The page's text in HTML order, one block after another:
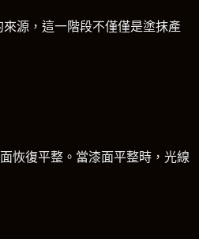
源，這一階段不僅僅是塗抹產
恢復平整。當漆面平整時，光線